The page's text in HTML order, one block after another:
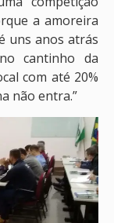
a amoreira
uns anos atrás
cantinho da
com até 20%
não entra.”